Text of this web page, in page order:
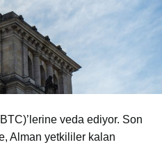
veda ediyor. Son
Alman yetkililer kalan